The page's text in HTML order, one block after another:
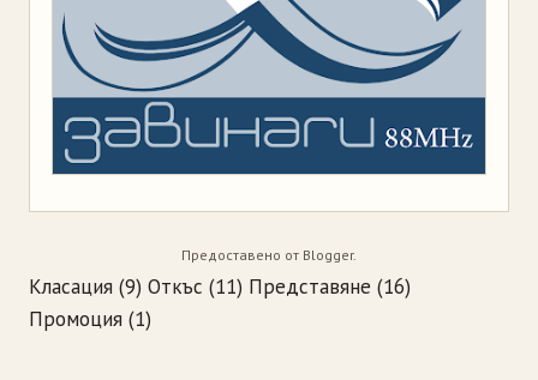
Предоставено от Blogger.
Класация (9) Откъс (11) Представяне (16)
Промоция (1)